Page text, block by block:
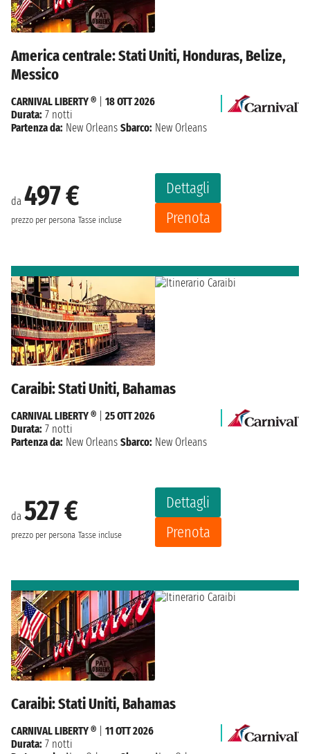
America centrale: Stati Uniti, Honduras, Belize,
Messico
da 497 €
prezzo per persona Tasse incluse
Dettagli
Prenota
CARNIVAL LIBERTY ®
18 OTT 2026
Durata: 7 notti
Partenza da: New Orleans Sbarco: New Orleans
Caraibi: Stati Uniti, Bahamas
da 527 €
prezzo per persona Tasse incluse
Dettagli
Prenota
CARNIVAL LIBERTY ®
25 OTT 2026
Durata: 7 notti
Partenza da: New Orleans Sbarco: New Orleans
Caraibi: Stati Uniti, Bahamas
CARNIVAL LIBERTY ®
11 OTT 2026
Durata: 7 notti